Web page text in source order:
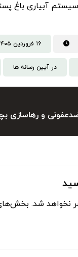
آبیاری باغ پسته کلاته
۱۶ فروردین ۱۴۰۵
در آیین رسانه ها
و رهاسازی
نخواهد شد. بخش‌های